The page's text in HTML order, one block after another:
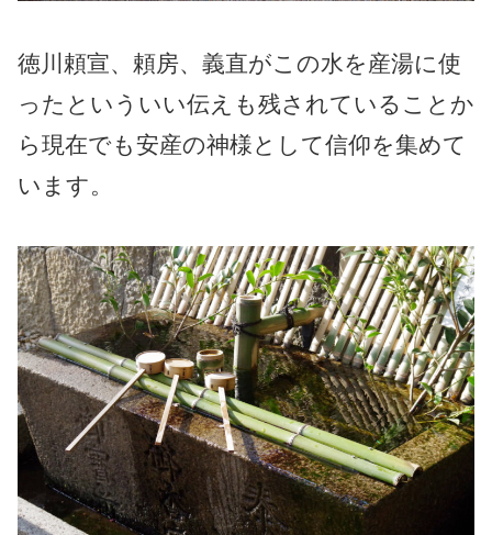
徳川頼宣、頼房、義直がこの水を産湯に使
ったといういい伝えも残されていることか
ら現在でも安産の神様として信仰を集めて
います。